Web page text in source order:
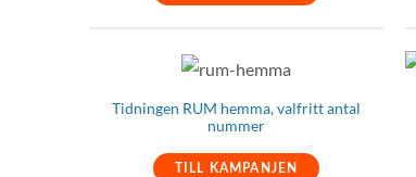
Tidningen RUM hemma, valfritt antal
nummer
TILL KAMPANJEN